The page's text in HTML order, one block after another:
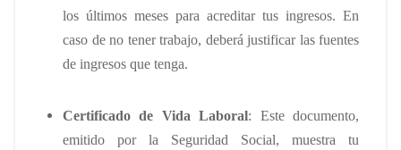
los últimos meses para acreditar tus ingresos. En
caso de no tener trabajo, deberá justificar las fuentes
de ingresos que tenga.
Certificado de Vida Laboral: Este documento,
emitido por la Seguridad Social, muestra tu